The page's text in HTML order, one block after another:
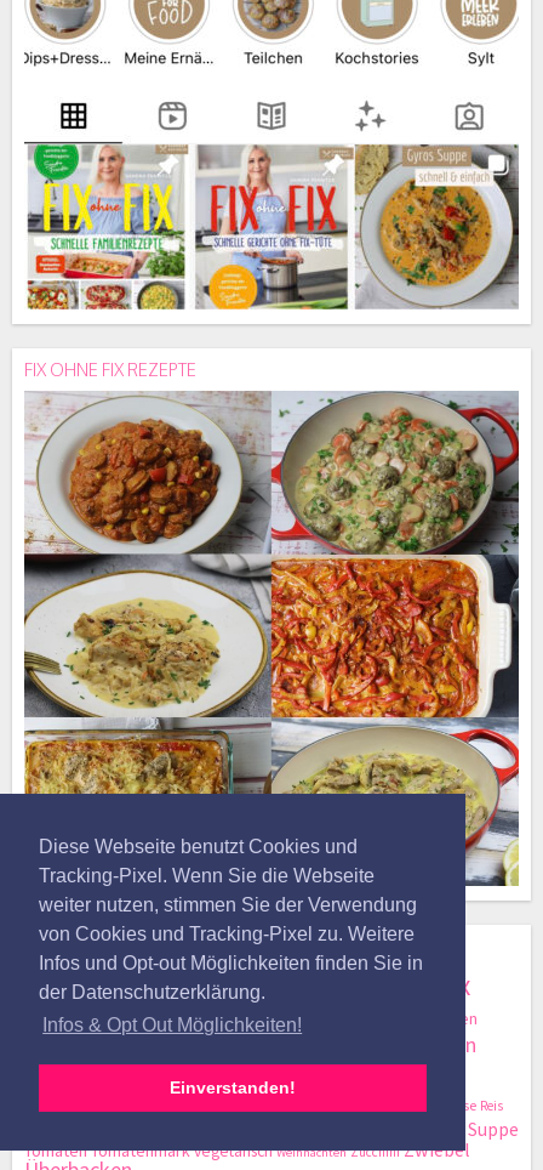
Diese Webseite benutzt Cookies und
Tracking-Pixel. Wenn Sie die Webseite
weiter nutzen, stimmen Sie der Verwendung
von Cookies und Tracking-Pixel zu. Weitere
Infos und Opt-out Möglichkeiten finden Sie in
der Datenschutzerklärung.
Infos & Opt Out Möglichkeiten!
Einverstanden!
FIX OHNE FIX REZEPTE
SCHLAGWÖRTER
ApfelAuflaufBacken Blätterteig Einfach
Fix
ohne FixFood DiaryGemüse Gemüsebrühe Grillen
Hackfleisch Kartoffeln
Low Carb
Paprika Pfannengericht Reibekäse Reis
Suppe
TomatenTomatenmarkvegetarisch Weihnachten Zucchini Zwiebel